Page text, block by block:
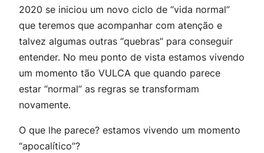
2020 se iniciou um novo ciclo de “vida normal”
que teremos que acompanhar com atenção e
talvez algumas outras “quebras” para conseguir
entender. No meu ponto de vista estamos vivendo
um momento tão VULCA que quando parece
estar “normal” as regras se transformam
novamente.
O que lhe parece? estamos vivendo um momento
“apocalítico”?